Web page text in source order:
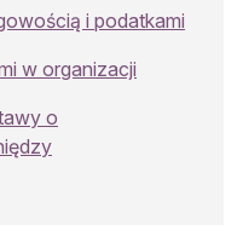
i podatkami
w organizacji
o